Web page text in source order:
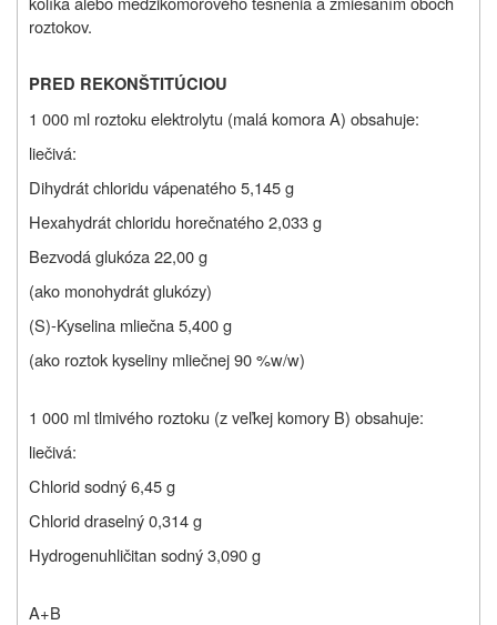
roztokov.
PRED REKONŠTITÚCIOU
1 000 ml roztoku elektrolytu (malá komora A) obsahuje:
liečivá:
Dihydrát chloridu vápenatého 5,145 g
Hexahydrát chloridu horečnatého 2,033 g
Bezvodá glukóza 22,00 g
(ako monohydrát glukózy)
(S)-Kyselina mliečna 5,400 g
(ako roztok kyseliny mliečnej 90 %w/w)
1 000 ml tlmivého roztoku (z veľkej komory B) obsahuje:
liečivá:
Chlorid sodný 6,45 g
Chlorid draselný 0,314 g
Hydrogenuhličitan sodný 3,090 g
A+B